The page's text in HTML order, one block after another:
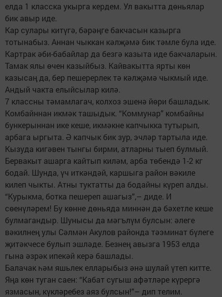
елда 1 класска укырга кердем. Ул вакытта дөньялар
бик авыр иде.
Кар сулары китүгә, бәрәңге бакчасын казырга
тотынабыз. Аннан чыккан кәлҗәмә бик тәмле була иде.
Картрак әби-бабайлар да безгә казыта иде бакчаларын.
Тамак ялы өчен казыйбыз. Кайвакытта ярты көн
казысаң да, бер пешерерлек тә кәлҗәмә чыкмый иде.
Андый чакта елыйсылар килә.
7 классны тәмамлагач, колхоз эшенә йөри башладык.
Комбайннан икмәк ташыдык. “Коммунар” комбайны
бункерыннан ике кеше, икмәкне капчыкка тутырып,
арбага ыргыта. Ә капчык бик зур, эчләр тартыла иде.
Кызуда кигәвен тынгы бирми, атларны тыеп булмый.
Бервакыт ашарга кайтып киләм, арба төбендә 1-2 кг
бодай. Шунда, үч иткәндәй, каршыга район вәкиле
килеп чыкты. Атны туктатты да бодайны күреп алды.
“Курыкма, ботка пешереп ашагыз”,– диде. И
сөенүләрем! Бу көнне дөньяда миннән дә бәхетле кеше
булмагандыр. Шунысы да мәгълүм булсын: әлеге
вәкилнең улы Сәлмән Акулов районда тәэминат бүлеге
җитәкчесе булып эшләде. Безнең авызга 1953 елда
гына әзрәк ипекәй керә башлады.
Балачак һәм яшьлек елларыбыз әнә шулай үтеп китте.
Яңа көн туган саен: “Кабат сугыш афәтләре күрергә
язмасын, күкләребез аяз булсын!”– дип телим.